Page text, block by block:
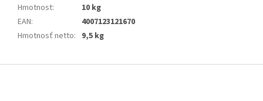
Hmotnost:
10 kg
EAN:
4007123121670
Hmotnosť netto: 9,5 kg